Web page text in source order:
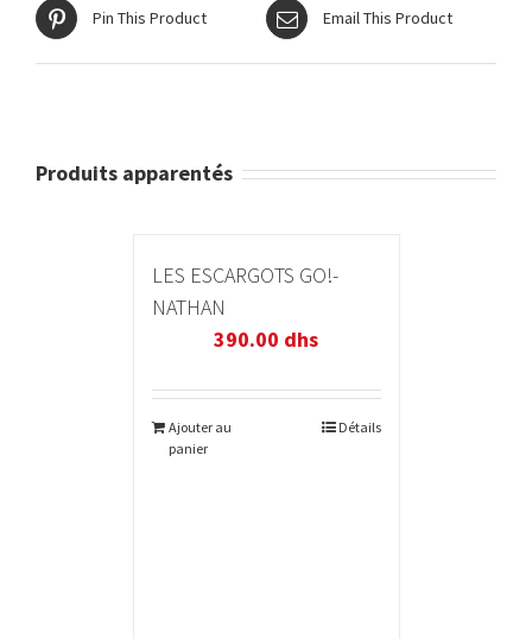
Pin This Product Email This Product
Produits apparentés
LES ESCARGOTS GO!-
NATHAN
390.00 dhs
Ajouter au
panier
Détails